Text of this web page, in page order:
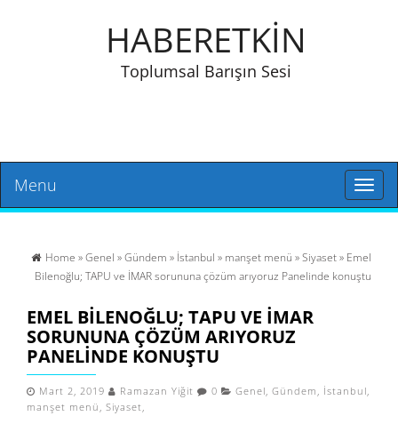
HABERETKİN
Toplumsal Barışın Sesi
Toggle
Menu
Home »Genel »Gündem » İstanbul » manşet menü »Siyaset» Emel
Bilenoğlu; TAPU ve İMAR sorununa çözüm arıyoruz Panelinde konuştu
EMEL BILENOĞLU; TAPU VE İMAR
SORUNUNA ÇÖZÜM ARIYORUZ
PANELINDE KONUŞTU
Mart 2, 2019 Ramazan Yiğit 0 Genel, Gündem , İstanbul,
manşet menü , Siyaset,